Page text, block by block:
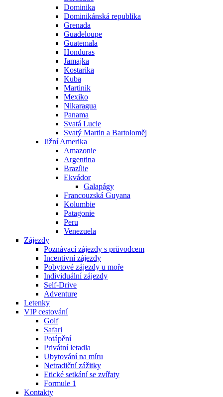
Dominika
Dominikánská republika
Grenada
Guadeloupe
Guatemala
Honduras
Jamajka
Kostarika
Kuba
Martinik
Mexiko
Nikaragua
Panama
Svatá Lucie
Svatý Martin a Bartoloměj
Jižní Amerika
Amazonie
Argentina
Brazílie
Ekvádor
Galapágy
Francouzská Guyana
Kolumbie
Patagonie
Peru
Venezuela
Zájezdy
Poznávací zájezdy s průvodcem
Incentivní zájezdy
Pobytové zájezdy u moře
Individuální zájezdy
Self-Drive
Adventure
Letenky
VIP cestování
Golf
Safari
Potápění
Privátní letadla
Ubytování na míru
Netradiční zážitky
Etické setkání se zvířaty
Formule 1
Kontakty